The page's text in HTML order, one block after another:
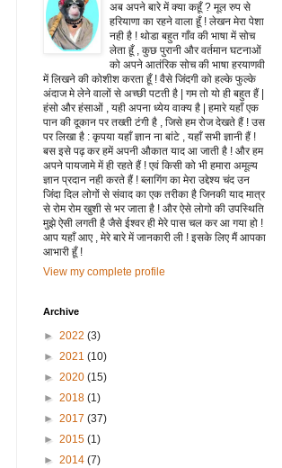
अब अपने बारे में क्या कहूँ ? मूल रुप से
हरियाणा का रहने वाला हूँ ! लेखन मेरा पेशा
नही है ! थोडा बहुत गाँव की भाषा में सोच
लेता हूँ , कुछ पुरानी और वर्तमान घटनाओं
को अपने आतंरिक सोच की भाषा हरयाणवी
में लिखने की कोशीश करता हूँ ! वैसे जिंदगी को हल्के फुल्के
अंदाज मे लेने वालों से अच्छी पटती है | गम तो यो ही बहुत हैं |
हंसो और हंसाओं , यही अपना ध्येय वाक्य है | हमारे यहाँ एक
पान की दूकान पर तख्ती टंगी है , जिसे हम रोज देखते हैं ! उस
पर लिखा है : कृपया यहाँ ज्ञान ना बांटे , यहाँ सभी ज्ञानी हैं !
बस इसे पढ़ कर हमें अपनी औकात याद आ जाती है ! और हम
अपने पायजामे में ही रहते हैं ! एवं किसी को भी हमारा अमूल्य
ज्ञान प्रदान नही करते हैं ! ब्लागिंग का मेरा उद्देश्य चंद उन
जिंदा दिल लोगों से संवाद का एक तरीका है जिनकी याद मात्र
से रोम रोम खुशी से भर जाता है ! और ऐसे लोगो की उपस्थिति
मुझे ऐसी लगती है जैसे ईश्वर ही मेरे पास चल कर आ गया हो !
आप यहाँ आए , मेरे बारे में जानकारी ली ! इसके लिए मैं आपका
आभारी हूँ !
View my complete profile
Archive
► 2022 (3)
► 2021 (10)
► 2020 (15)
► 2018 (1)
► 2017 (37)
► 2015 (1)
► 2014 (7)